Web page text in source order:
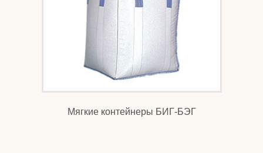
Мягкие контейнеры БИГ-БЭГ